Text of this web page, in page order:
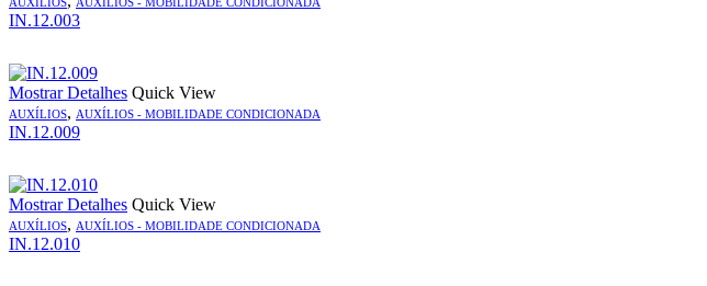
AUXÍLIOS AUXÍLIOS - MOBILIDADE CONDICIONADA
IN.12.003
Mostrar Detalhes Quick View
AUXÍLIOS, AUXÍLIOS - MOBILIDADE CONDICIONADA
IN.12.009
Mostrar Detalhes Quick View
AUXÍLIOS, AUXÍLIOS - MOBILIDADE CONDICIONADA
IN.12.010